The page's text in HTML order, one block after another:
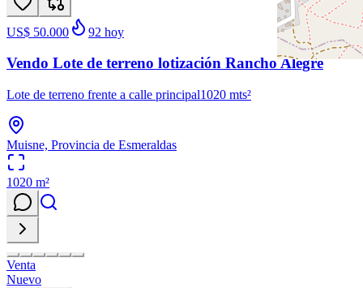
US$ 50.000 92 hoy
Vendo Lote de terreno lotización Rancho Alegre
Lote de terreno frente a calle principal1020 mts²
Muisne, Provincia de Esmeraldas
1020 m²
Venta
Nuevo